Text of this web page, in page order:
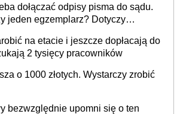
dołączać odpisy pisma do sądu.
jeden egzemplarz? Dotyczy
na etacie i jeszcze dopłacają do
2 tysięcy pracowników
o 1000 złotych. Wystarczy zrobić
bezwzględnie upomni się o ten